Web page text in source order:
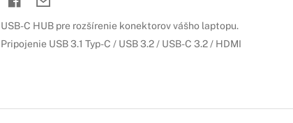
USB-C HUB pre rozšírenie konektorov vášho laptopu.
Pripojenie USB 3.1 Typ-C / USB 3.2 / USB-C 3.2 / HDMI